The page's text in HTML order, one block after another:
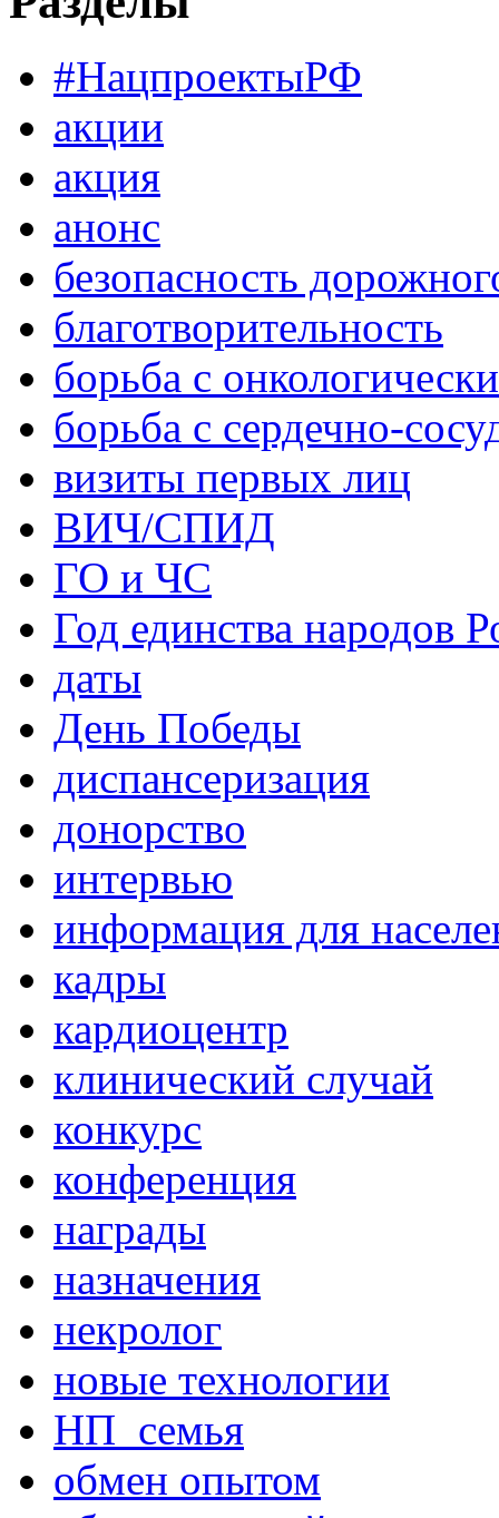
#НацпроектыРФ
акции
акция
анонс
безопасность
благотворительность
борьба с
борьба с сердечно-
визиты первых лиц
ВИЧ/СПИД
ГО и ЧС
Год единства народов
даты
День Победы
диспансеризация
донорство
интервью
информация для
кадры
кардиоцентр
клинический случай
конкурс
конференция
награды
назначения
некролог
новые технологии
НП_семья
обмен опытом